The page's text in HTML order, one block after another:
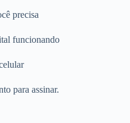
precisa
funcionando
para assinar.